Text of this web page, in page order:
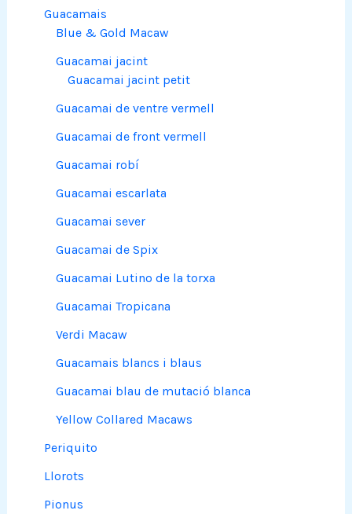
Guacamais
Blue & Gold Macaw
Guacamai jacint
Guacamai jacint petit
Guacamai de ventre vermell
Guacamai de front vermell
Guacamai robí
Guacamai escarlata
Guacamai sever
Guacamai de Spix
Guacamai Lutino de la torxa
Guacamai Tropicana
Verdi Macaw
Guacamais blancs i blaus
Guacamai blau de mutació blanca
Yellow Collared Macaws
Periquito
Llorots
Pionus